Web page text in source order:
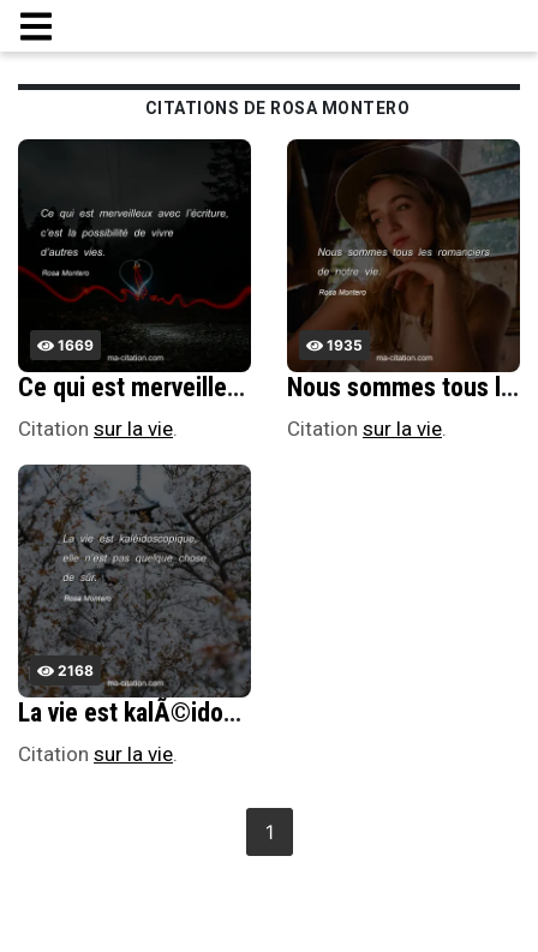
CITATIONS DE ROSA MONTERO
1669
Ce qui est merveilleux avec lâ€™Ã©criture, câ€™est la possibilitÃ© de vivre dâ€™autres vies.
Citation sur la vie.
1935
Nous sommes tous les romanciers de notre vie.
Citation sur la vie.
2168
La vie est kalÃ©idoscopique, elle nâ€™est pas quelque chose de sÃ»r.
Citation sur la vie.
1